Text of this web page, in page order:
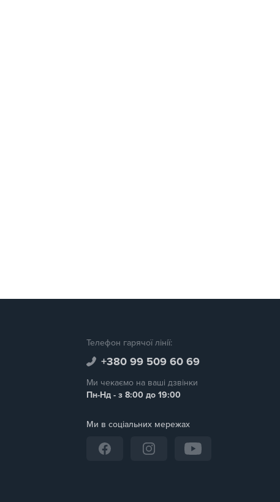
Телефон гарячої лінії:
+380 99 509 60 69
Ми чекаємо на ваші дзвінки
Пн-Нд - з 8:00 до 19:00
Ми в соціальних мережах